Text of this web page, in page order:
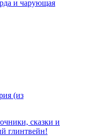
(из
сказки и
глинтвейн!